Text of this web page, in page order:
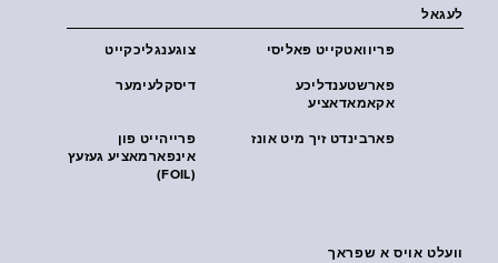
לעגאל
צוגענגליכקייט פּריוואטקייט פּאליסי
דיסקלעימער
פארשטענדליכע
אקאמאדאציע
פרייהייט פון
אינפארמאציע געזעץ
(FOIL)
פארבינדט זיך מיט אונז
וועלט אויס א שפראך